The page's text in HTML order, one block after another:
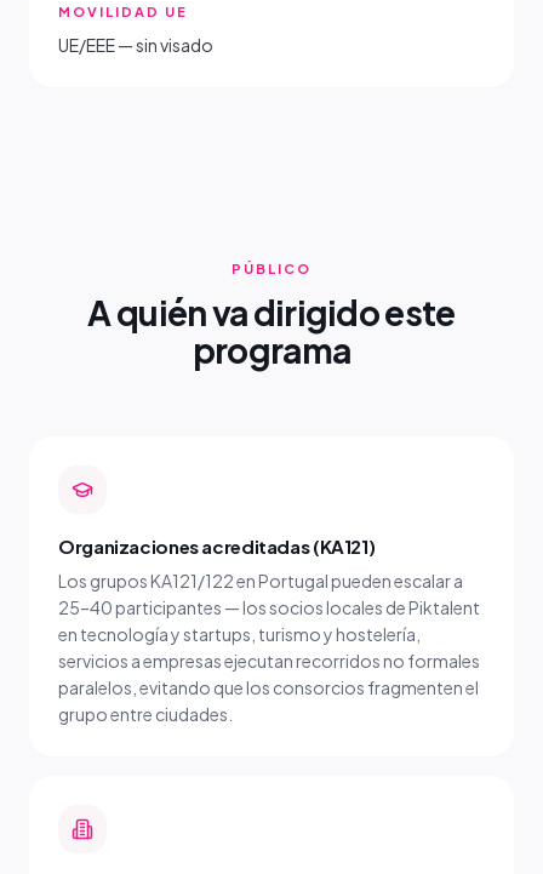
MOVILIDAD UE
UE/EEE — sin visado
PÚBLICO
A quién va dirigido este
programa
Organizaciones acreditadas (KA121)
Los grupos KA121/122 en Portugal pueden escalar a
25–40 participantes — los socios locales de Piktalent
en tecnología y startups, turismo y hostelería,
servicios a empresas ejecutan recorridos no formales
paralelos, evitando que los consorcios fragmenten el
grupo entre ciudades.